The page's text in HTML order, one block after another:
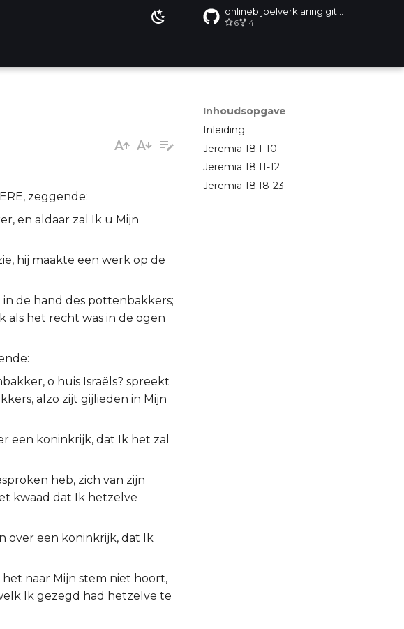
6 4
Inhoudsopgave
Inleiding
Jeremia 18:1-10
Jeremia 18:11-12
Jeremia 18:18-23
zeggende:
en aldaar zal Ik u Mijn
hij maakte een werk op de
de hand des pottenbakkers;
als het recht was in de ogen
o huis Israëls? spreekt
alzo zijt gijlieden in Mijn
een koninkrijk, dat Ik het zal
heb, zich van zijn
kwaad dat Ik hetzelve
over een koninkrijk, dat Ik
naar Mijn stem niet hoort,
Ik gezegd had hetzelve te